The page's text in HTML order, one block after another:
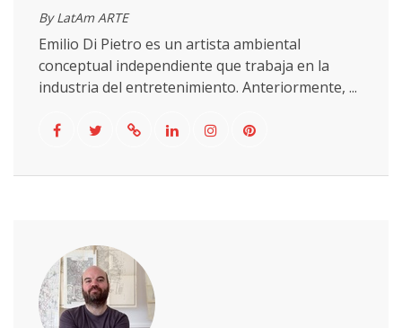
By LatAm ARTE
Emilio Di Pietro es un artista ambiental
conceptual independiente que trabaja en la
industria del entretenimiento. Anteriormente, ...